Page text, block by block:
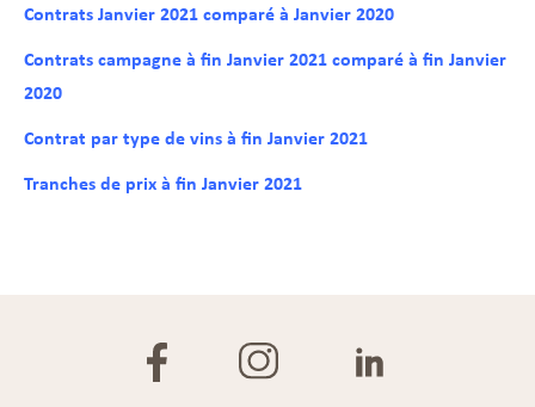
Contrats Janvier 2021 comparé à Janvier 2020
Contrats campagne à fin Janvier 2021 comparé à fin Janvier
2020
Contrat par type de vins à fin Janvier 2021
Tranches de prix à fin Janvier 2021